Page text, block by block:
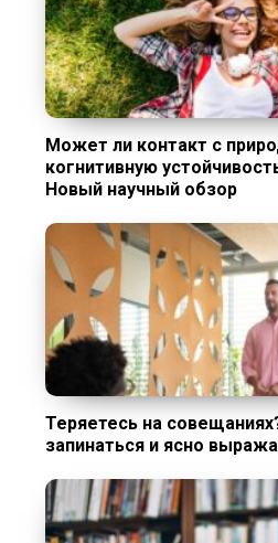
Может ли контакт с
когнитивную
Новый научный обзор
Теряетесь на
запинаться и ясно